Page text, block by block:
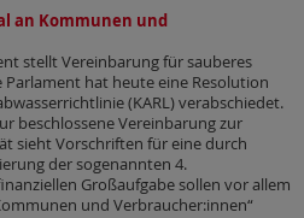
an Kommunen und
stellt Vereinbarung für sauberes
Parlament hat heute eine Resolution
(KARL) verabschiedet.
beschlossene Vereinbarung zur
sieht Vorschriften für eine durch
der sogenannten 4.
Großaufgabe sollen vor allem
und Verbraucher:innen“